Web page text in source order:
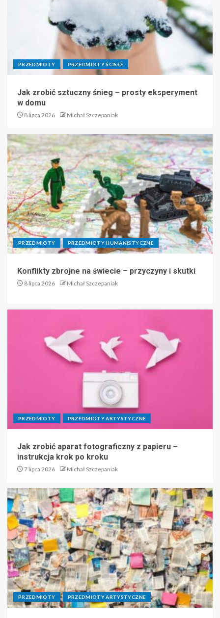
PRZEDMIOTY PRZEDMIOTY ŚCISŁE
Jak zrobić sztuczny śnieg – prosty eksperyment
w domu
8 lipca 2026 Michał Szczepaniak
PRZEDMIOTY PRZEDMIOTY HUMANISTYCZNE
Konflikty zbrojne na świecie – przyczyny i skutki
8 lipca 2026 Michał Szczepaniak
PRZEDMIOTY PRZEDMIOTY ARTYSTYCZNE
Jak zrobić aparat fotograficzny z papieru –
instrukcja krok po kroku
7 lipca 2026 Michał Szczepaniak
PRZEDMIOTY PRZEDMIOTY ARTYSTYCZNE